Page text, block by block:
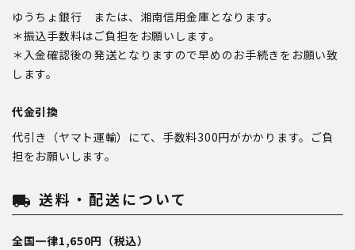
ゆうちょ銀行 または、湘南信用金庫となります。
＊振込手数料はご負担をお願いします。
＊入金確認後の発送となりますので早めのお手続きをお願い致
します。
代金引換
代引き（ヤマト運輸）にて、手数料300円がかかります。ご負
担をお願いします。
local_shipping 送料・配送について
全国一律1,650円（税込）